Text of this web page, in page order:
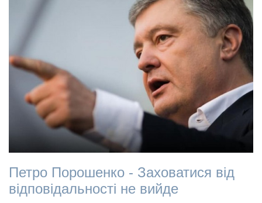
Петро Порошенко - Заховатися від
відповідальності не вийде